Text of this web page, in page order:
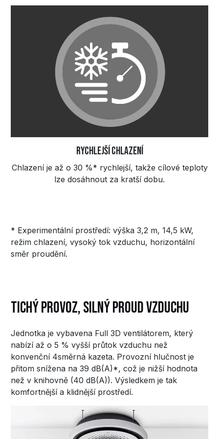
Rychlejší chlazení
Chlazení je až o 30 %* rychlejší, takže cílové teploty
lze dosáhnout za kratší dobu.
* Experimentální prostředí: výška 3,2 m, 14,5 kW,
režim chlazení, vysoký tok vzduchu, horizontální
směr proudění.
Tichý provoz, silný proud vzduchu
Jednotka je vybavena Full 3D ventilátorem, který
nabízí až o 5 % vyšší průtok vzduchu než
konvenční 4směrná kazeta. Provozní hlučnost je
přitom snížena na 39 dB(A)*, což je nižší hodnota
než v knihovně (40 dB(A)). Výsledkem je tak
komfortnější a klidnější prostředí.